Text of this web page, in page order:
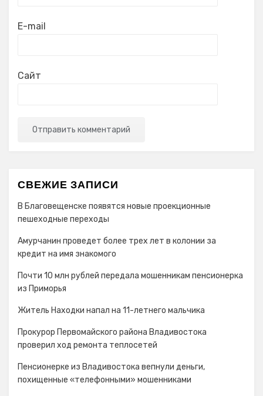
E-mail
Сайт
СВЕЖИЕ ЗАПИСИ
В Благовещенске появятся новые проекционные
пешеходные переходы
Амурчанин проведет более трех лет в колонии за
кредит на имя знакомого
Почти 10 млн рублей передала мошенникам пенсионерка
из Приморья
Житель Находки напал на 11-летнего мальчика
Прокурор Первомайского района Владивостока
проверил ход ремонта теплосетей
Пенсионерке из Владивостока вепнули деньги,
похищенные «телефонными» мошенниками